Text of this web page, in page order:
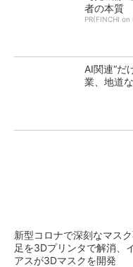
者の本質
PR(FINCHI on
AI関連“だ
業、地道
新型コロナで深刻なマス
足を3Dプリンタで解消、
アスが3Dマスクを開発